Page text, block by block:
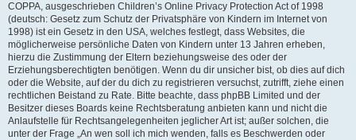
COPPA, ausgeschrieben Children’s Online Privacy Protection Act of 1998
(deutsch: Gesetz zum Schutz der Privatsphäre von Kindern im Internet von
1998) ist ein Gesetz in den USA, welches festlegt, dass Websites, die
möglicherweise persönliche Daten von Kindern unter 13 Jahren erheben,
hierzu die Zustimmung der Eltern beziehungsweise des oder der
Erziehungsberechtigten benötigen. Wenn du dir unsicher bist, ob dies auf dich
oder die Website, auf der du dich zu registrieren versuchst, zutrifft, ziehe einen
rechtlichen Beistand zu Rate. Bitte beachte, dass phpBB Limited und der
Besitzer dieses Boards keine Rechtsberatung anbieten kann und nicht die
Anlaufstelle für Rechtsangelegenheiten jeglicher Art ist; außer solchen, die
unter der Frage „An wen soll ich mich wenden, falls es Beschwerden oder